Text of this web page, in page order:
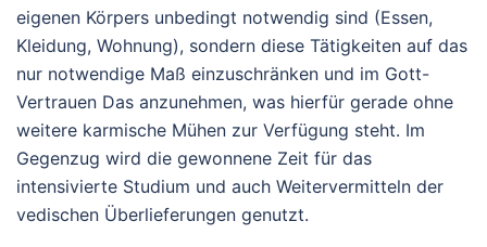
eigenen Körpers unbedingt notwendig sind (Essen,
Kleidung, Wohnung), sondern diese Tätigkeiten auf das
nur notwendige Maß einzuschränken und im Gott-
Vertrauen Das anzunehmen, was hierfür gerade ohne
weitere karmische Mühen zur Verfügung steht. Im
Gegenzug wird die gewonnene Zeit für das
intensivierte Studium und auch Weitervermitteln der
vedischen Überlieferungen genutzt.